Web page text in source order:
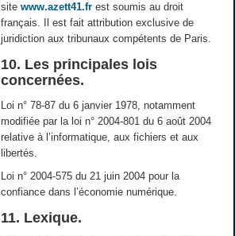
site www.azett41.frest soumis au droit
français. Il est fait attribution exclusive de
juridiction aux tribunaux compétents de Paris.
10. Les principales lois
concernées.
Loi n° 78-87 du 6 janvier 1978, notamment
modifiée par la loi n° 2004-801 du 6 août 2004
relative à l’informatique, aux fichiers et aux
libertés.
Loi n° 2004-575 du 21 juin 2004 pour la
confiance dans l’économie numérique.
11. Lexique.